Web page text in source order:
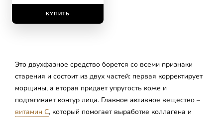
КУПИТЬ
Это двухфазное средство борется со всеми признаки
старения и состоит из двух частей: первая корректирует
морщины, а вторая придает упругость коже и
подтягивает контур лица. Главное активное вещество –
витамин С, который помогает выработке коллагена и